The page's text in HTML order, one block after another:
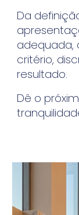
Da
adequada,
critério,
resultado.
Dê o